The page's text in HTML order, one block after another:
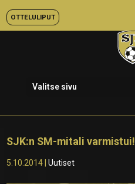
OTTELULIPUT
Valitse sivu
SJK:n SM-mitali varmistui!
5.10.2014 |Uutiset